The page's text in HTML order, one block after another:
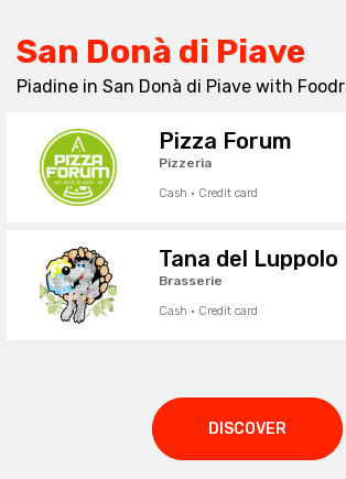
San Donà di Piave
Piadine in San Donà di Piave with
Pizza Forum
Pizzeria
Cash · Credit card
Tana del Luppolo
Brasserie
Cash · Credit card
DISCOVER